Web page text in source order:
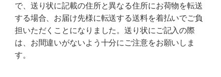
で、送り状に記載の住所と異なる住所にお荷物を転送
する場合、お届け先様に転送する送料を着払いでご負
担いただくことになりました。送り状にご記入の際
は、お間違いがないよう十分にご注意をお願いしま
す。